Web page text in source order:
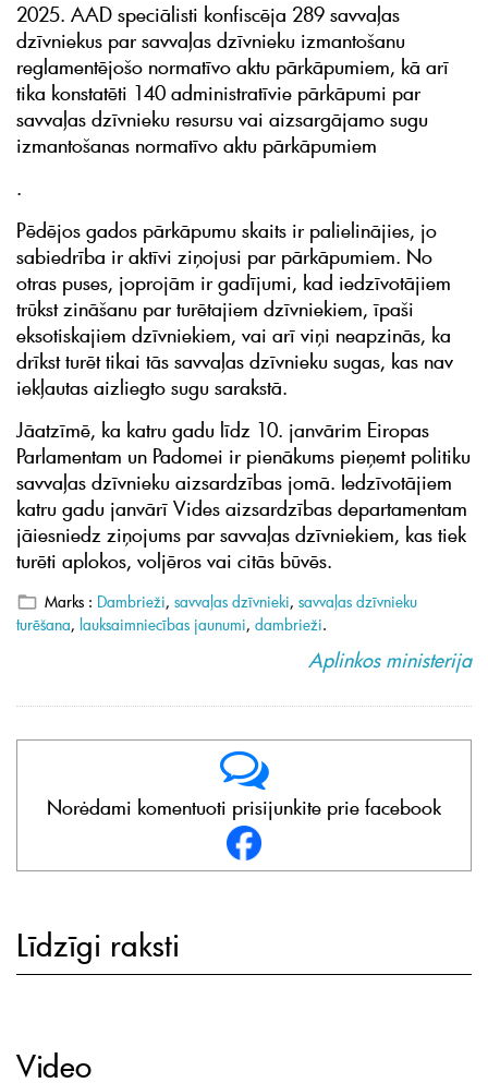
2025. AAD speciālisti konfiscēja 289 savvaļas
dzīvniekus par savvaļas dzīvnieku izmantošanu
reglamentējošo normatīvo aktu pārkāpumiem, kā arī
tika konstatēti 140 administratīvie pārkāpumi par
savvaļas dzīvnieku resursu vai aizsargājamo sugu
izmantošanas normatīvo aktu pārkāpumiem
.
Pēdējos gados pārkāpumu skaits ir palielinājies, jo
sabiedrība ir aktīvi ziņojusi par pārkāpumiem. No
otras puses, joprojām ir gadījumi, kad iedzīvotājiem
trūkst zināšanu par turētajiem dzīvniekiem, īpaši
eksotiskajiem dzīvniekiem, vai arī viņi neapzinās, ka
drīkst turēt tikai tās savvaļas dzīvnieku sugas, kas nav
iekļautas aizliegto sugu sarakstā.
Jāatzīmē, ka katru gadu līdz 10. janvārim Eiropas
Parlamentam un Padomei ir pienākums pieņemt politiku
savvaļas dzīvnieku aizsardzības jomā. Iedzīvotājiem
katru gadu janvārī Vides aizsardzības departamentam
jāiesniedz ziņojums par savvaļas dzīvniekiem, kas tiek
turēti aplokos, voljēros vai citās būvēs.
Marks : Dambrieži, savvaļas dzīvnieki, savvaļas dzīvnieku
turēšana, lauksaimniecības jaunumi, dambrieži.
Aplinkos ministerija
Norėdami komentuoti prisijunkite prie facebook
Līdzīgi raksti
Video